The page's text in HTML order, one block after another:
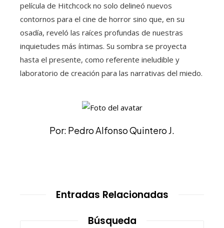
película de Hitchcock no solo delineó nuevos
contornos para el cine de horror sino que, en su
osadía, reveló las raíces profundas de nuestras
inquietudes más íntimas. Su sombra se proyecta
hasta el presente, como referente ineludible y
laboratorio de creación para las narrativas del miedo.
Por: Pedro Alfonso Quintero J.
Entradas Relacionadas
Búsqueda